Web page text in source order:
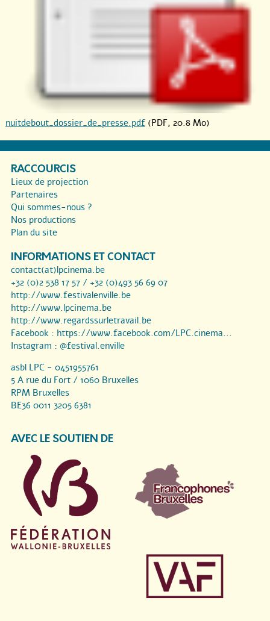
nuitdebout_dossier_de_presse.pdf (PDF, 20.8 Mo)
RACCOURCIS
Lieux de projection
Partenaires
Qui sommes-nous ?
Nos productions
Plan du site
INFORMATIONS ET CONTACT
contact(at)lpcinema.be
+32 (0)2 538 17 57 / +32 (0)493 56 69 07
http://www.festivalenville.be
http://www.lpcinema.be
http://www.regardssurletravail.be
Facebook : https://www.facebook.com/LPC.cinema...
Instagram : @festival.enville
asbl LPC - 0451955761
5 A rue du Fort / 1060 Bruxelles
RPM Bruxelles
BE36 0011 3205 6381
AVEC LE SOUTIEN DE